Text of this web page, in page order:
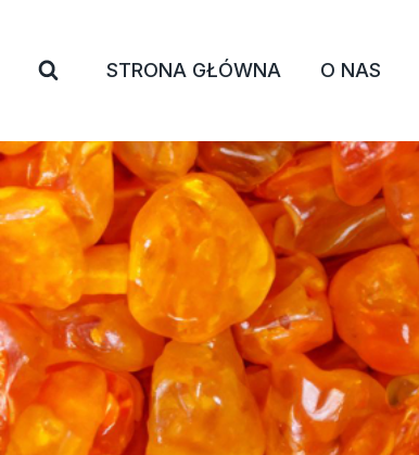
treści
STRONA GŁÓWNA O NAS